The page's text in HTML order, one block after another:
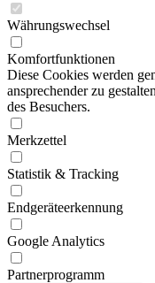
Währungswechsel
Komfortfunktionen
Diese Cookies werden
ansprechender zu
des Besuchers.
Merkzettel
Statistik & Tracking
Endgeräteerkennung
Google Analytics
Partnerprogramm